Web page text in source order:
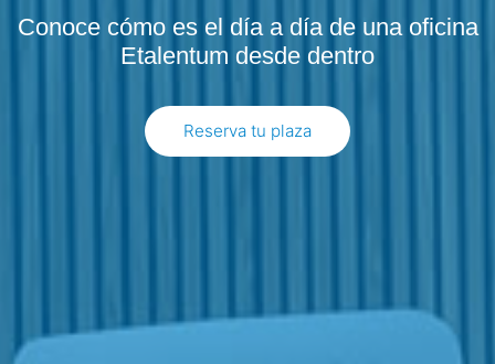
Conoce cómo es el día a día de una oficina
Etalentum desde dentro
Reserva tu plaza